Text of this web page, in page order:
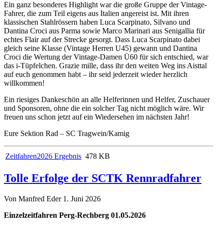
Ein ganz besonderes Highlight war die große Gruppe der Vintage-
Fahrer, die zum Teil eigens aus Italien angereist ist. Mit ihren
klassischen Stahlrössern haben Luca Scarpinato, Silvano und
Dantina Croci aus Parma sowie Marco Marinari aus Senigallia für
echtes Flair auf der Strecke gesorgt. Dass Luca Scarpinato dabei
gleich seine Klasse (Vintage Herren U45) gewann und Dantina
Croci die Wertung der Vintage-Damen Ü60 für sich entschied, war
das i-Tüpfelchen. Grazie mille, dass ihr den weiten Weg ins Aisttal
auf euch genommen habt – ihr seid jederzeit wieder herzlich
willkommen!
Ein riesiges Dankeschön an alle Helferinnen und Helfer, Zuschauer
und Sponsoren, ohne die ein solcher Tag nicht möglich wäre. Wir
freuen uns schon jetzt auf ein Wiedersehen im nächsten Jahr!
Eure Sektion Rad – SC Tragwein/Kamig
Zeitfahren2026 Ergebnis 478 KB
Tolle Erfolge der SCTK Rennradfahrer
Von Manfred Eder 1. Juni 2026
Einzelzeitfahren Perg-Rechberg 01.05.2026